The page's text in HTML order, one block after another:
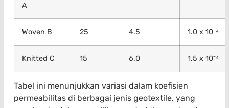
A
Woven B 25 4.5 1.0 x 10⁻⁴
Knitted C 15 6.0 1.5 x 10⁻⁴
Tabel ini menunjukkan variasi dalam koefisien
permeabilitas di berbagai jenis geotextile, yang